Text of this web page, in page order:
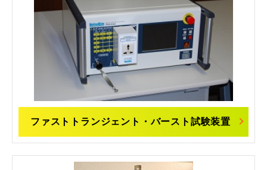
ファストトランジェント・バースト試験装置